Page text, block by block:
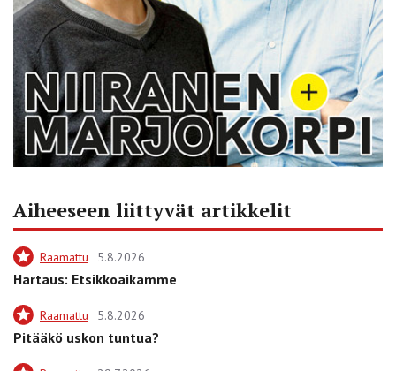
Aiheeseen liittyvät artikkelit
Raamattu 5.8.2026
Hartaus: Etsikkoaikamme
Raamattu 5.8.2026
Pitääkö uskon tuntua?